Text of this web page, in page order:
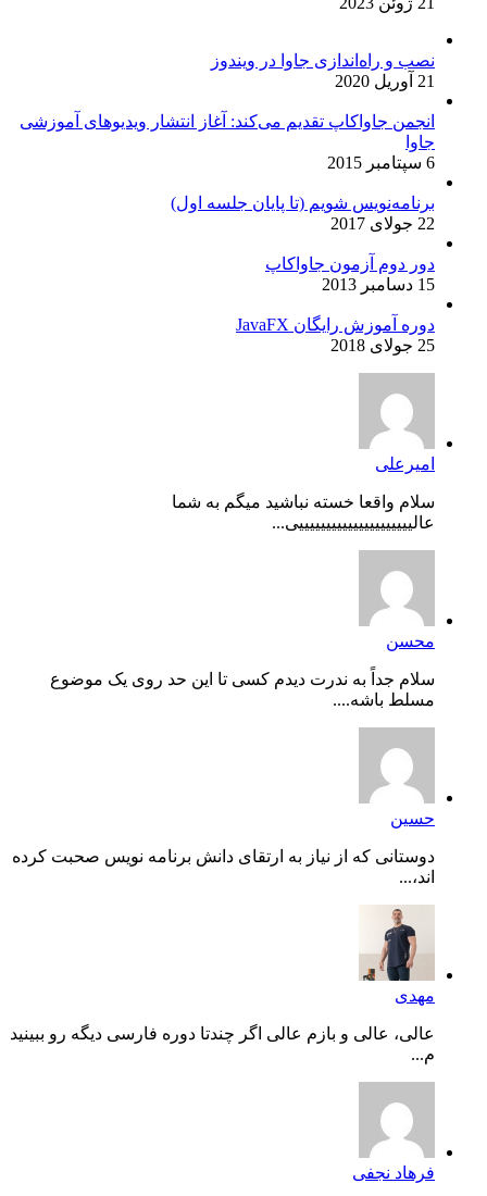
نصب و راه‌اندازی جاوا در ویندوز
21 آوریل 2020
انجمن جاواکاپ تقدیم می‌کند: آغاز انتشار ویدیوهای آموزشی
جاوا
6 سپتامبر 2015
برنامه‌نویس شویم (تا پایان جلسه اول)
22 جولای 2017
دور دوم آزمون جاواکاپ
15 دسامبر 2013
دوره آموزش رایگان JavaFX
25 جولای 2018
امیرعلی
سلام واقعا خسته نباشید میگم به شما
عالیییییییییییییییییییییی...
محسن
سلام جداً به ندرت دیدم کسی تا این حد روی یک موضوع
مسلط باشه....
حسین
دوستانی که از نیاز به ارتقای دانش برنامه نویس صحبت کرده
اند،...
مهدی
عالی، عالی و بازم عالی اگر چندتا دوره فارسی دیگه رو ببینید
م...
فرهاد نجفی